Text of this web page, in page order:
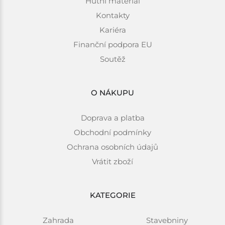
Kontakty
Kariéra
Finanční podpora EU
Soutěž
O NÁKUPU
Doprava a platba
Obchodní podmínky
Ochrana osobních údajů
Vrátit zboží
KATEGORIE
Zahrada Stavebniny